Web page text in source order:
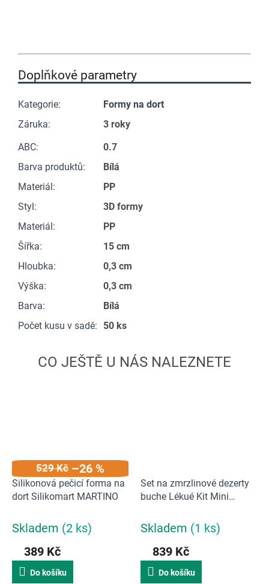
Doplňkové parametry
Kategorie:
Formy na dort
Záruka:
3 roky
ABC:
0.7
Barva produktů:
Bílá
Materiál:
PP
Styl:
3D formy
Materiál:
PP
Šířka:
15 cm
Hloubka:
0,3 cm
Výška:
0,3 cm
Barva:
Bílá
Počet kusu v sadě: 50 ks
529 Kč –26 %
Silikonová pečicí forma na
dort Silikomart MARTINO
Skladem (2 ks)
389 Kč
Do košíku
Set na zmrzlinové dezerty
buche Lékué Kit Mini
Skladem (1 ks)
839 Kč
Do košíku